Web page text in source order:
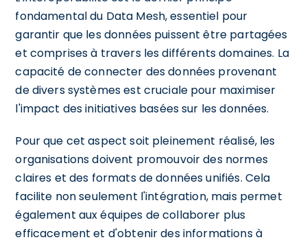
fondamental du Data Mesh, essentiel pour
garantir que les données puissent être partagées
et comprises à travers les différents domaines. La
capacité de connecter des données provenant
de divers systèmes est cruciale pour maximiser
l'impact des initiatives basées sur les données.
Pour que cet aspect soit pleinement réalisé, les
organisations doivent promouvoir des normes
claires et des formats de données unifiés. Cela
facilite non seulement l'intégration, mais permet
également aux équipes de collaborer plus
efficacement et d'obtenir des informations à